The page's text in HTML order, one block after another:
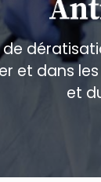
de
et dans
et